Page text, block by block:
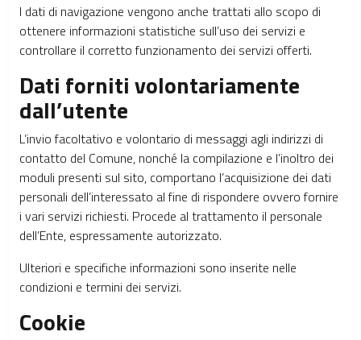
I dati di navigazione vengono anche trattati allo scopo di
ottenere informazioni statistiche sull’uso dei servizi e
controllare il corretto funzionamento dei servizi offerti.
Dati forniti volontariamente
dall’utente
L’invio facoltativo e volontario di messaggi agli indirizzi di
contatto del Comune, nonché la compilazione e l’inoltro dei
moduli presenti sul sito, comportano l’acquisizione dei dati
personali dell’interessato al fine di rispondere ovvero fornire
i vari servizi richiesti. Procede al trattamento il personale
dell’Ente, espressamente autorizzato.
Ulteriori e specifiche informazioni sono inserite nelle
condizioni e termini dei servizi.
Cookie